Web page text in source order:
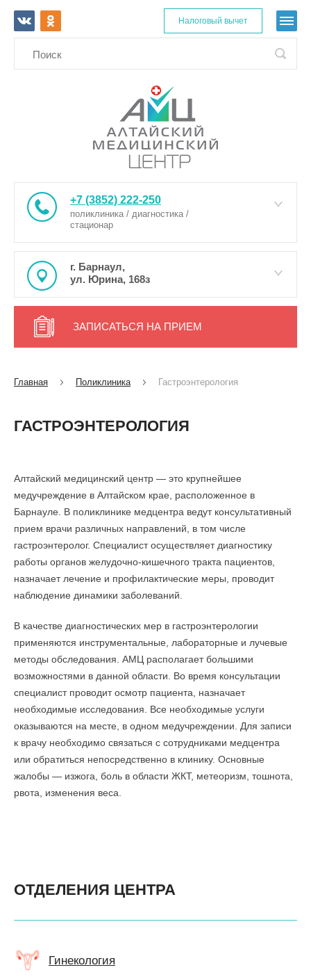
Налоговый вычет
+7 (3852) 222-250
поликлиника / диагностика /
стационар
г. Барнаул,
ул. Юрина, 168з
ЗАПИСАТЬСЯ НА ПРИЕМ
Главная Поликлиника Гастроэнтерология
ГАСТРОЭНТЕРОЛОГИЯ
Алтайский медицинский центр — это крупнейшее
медучреждение в Алтайском крае, расположенное в
Барнауле. В поликлинике медцентра ведут консультативный
прием врачи различных направлений, в том числе
гастроэнтеролог. Специалист осуществляет диагностику
работы органов желудочно-кишечного тракта пациентов,
назначает лечение и профилактические меры, проводит
наблюдение динамики заболеваний.
В качестве диагностических мер в гастроэнтерологии
применяются инструментальные, лабораторные и лучевые
методы обследования. АМЦ располагает большими
возможностями в данной области. Во время консультации
специалист проводит осмотр пациента, назначает
необходимые исследования. Все необходимые услуги
оказываются на месте, в одном медучреждении. Для записи
к врачу необходимо связаться с сотрудниками медцентра
или обратиться непосредственно в клинику. Основные
жалобы — изжога, боль в области ЖКТ, метеоризм, тошнота,
рвота, изменения веса.
ОТДЕЛЕНИЯ ЦЕНТРА
Гинекология